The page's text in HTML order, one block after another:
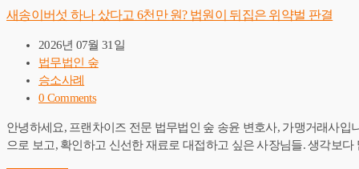
새송이버섯 하나 샀다고 6천만 원? 법원이 뒤집은 위약벌 판결
2026년 07월 31일
법무법인 숲
승소사례
0 Comments
안녕하세요, 프랜차이즈 전문 법무법인 숲 송윤 변호사, 가맹거래사
으로 보고, 확인하고 신선한 재료로 대접하고 싶은 사장님들. 생각보